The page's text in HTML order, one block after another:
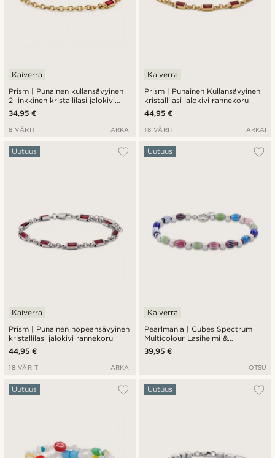
Prism | Punainen kullansävyinen
2-linkkinen kristallilasi jalokivi
rannekoru
Kaiverra
34,95 €
8 VÄRIT ARKAI
Prism | Punainen Kullansävyinen
kristallilasi jalokivi rannekoru
Kaiverra
44,95 €
18 VÄRIT ARKAI
Prism | Punainen hopeansävyinen
kristallilasi jalokivi rannekoru
Uutuus
Kaiverra
44,95 €
18 VÄRIT ARKAI
Pearlmania | Cubes Spectrum
Multicolour Lasihelmi &
Teräksinen Rannekoru
Uutuus
Kaiverra
39,95 €
OTSU
Uutuus Uutuus